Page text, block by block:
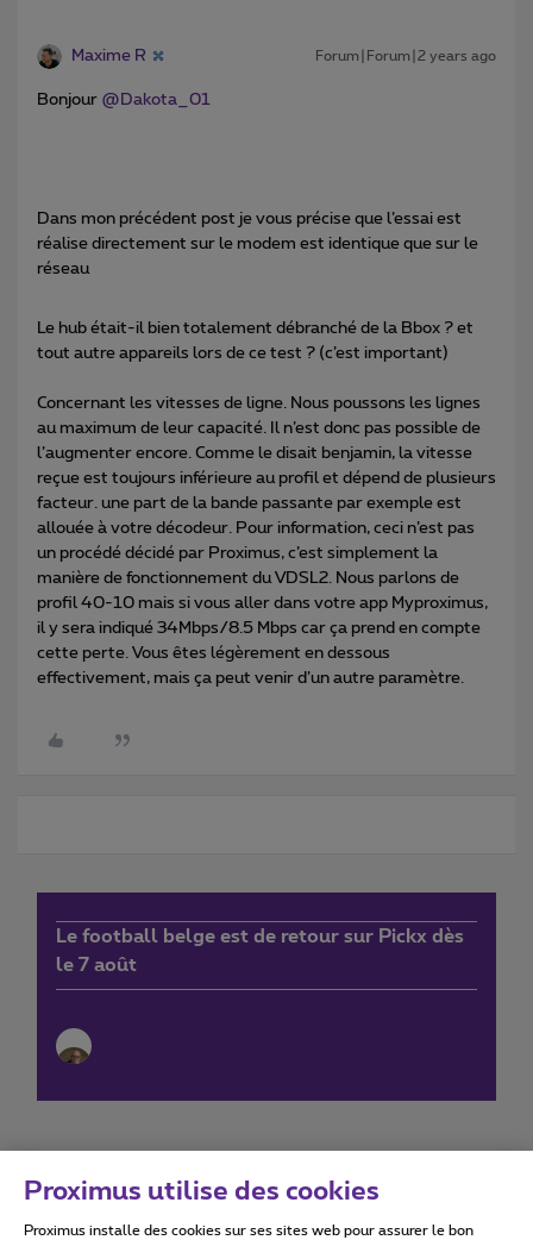
Maxime R Forum|Forum|2 years ago
Bonjour @Dakota_01
Dans mon précédent post je vous précise que l’essai est
réalise directement sur le modem est identique que sur le
réseau
Le hub était-il bien totalement débranché de la Bbox ? et
tout autre appareils lors de ce test ? (c’est important)
Concernant les vitesses de ligne. Nous poussons les lignes
au maximum de leur capacité. Il n’est donc pas possible de
l’augmenter encore. Comme le disait benjamin, la vitesse
reçue est toujours inférieure au profil et dépend de plusieurs
facteur. une part de la bande passante par exemple est
allouée à votre décodeur. Pour information, ceci n’est pas
un procédé décidé par Proximus, c’est simplement la
manière de fonctionnement du VDSL2. Nous parlons de
profil 40-10 mais si vous aller dans votre app Myproximus,
il y sera indiqué 34Mbps/8.5 Mbps car ça prend en compte
cette perte. Vous êtes légèrement en dessous
effectivement, mais ça peut venir d’un autre paramètre.
Le football belge est de retour sur Pickx dès
le 7 août
Proximus utilise des cookies
Proximus installe des cookies sur ses sites web pour assurer le bon